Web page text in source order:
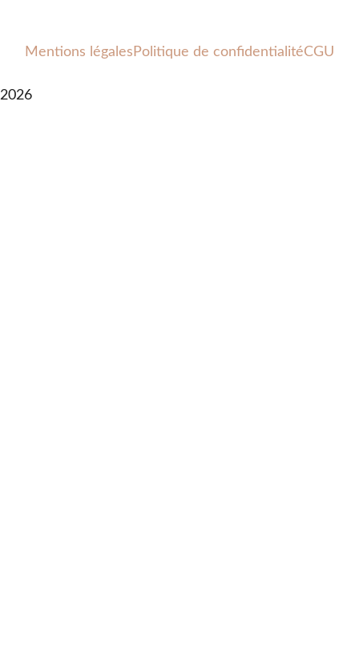
Mentions légales Politique de confidentialitéCGU
2026